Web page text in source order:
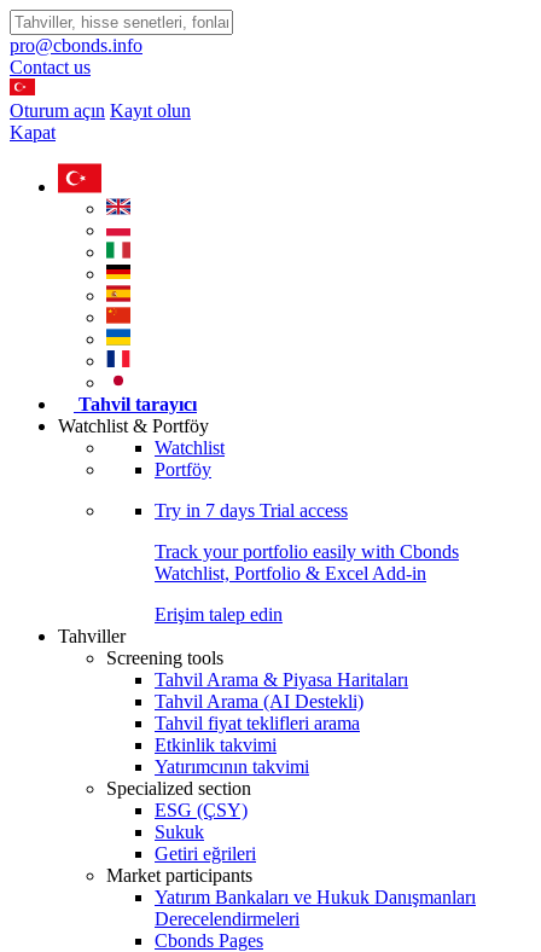
pro@cbonds.info
Contact us
Oturum açın Kayıt olun
Kapat
Tahvil tarayıcı
Watchlist & Portföy
Watchlist
Portföy
Try in 7 days Trial access
Track your portfolio easily with Cbonds
Watchlist, Portfolio & Excel Add-in
Erişim talep edin
Tahviller
Screening tools
Tahvil Arama & Piyasa Haritaları
Tahvil Arama (AI Destekli)
Tahvil fiyat teklifleri arama
Etkinlik takvimi
Yatırımcının takvimi
Specialized section
ESG (ÇSY)
Sukuk
Getiri eğrileri
Market participants
Yatırım Bankaları ve Hukuk Danışmanları
Derecelendirmeleri
Cbonds Pages